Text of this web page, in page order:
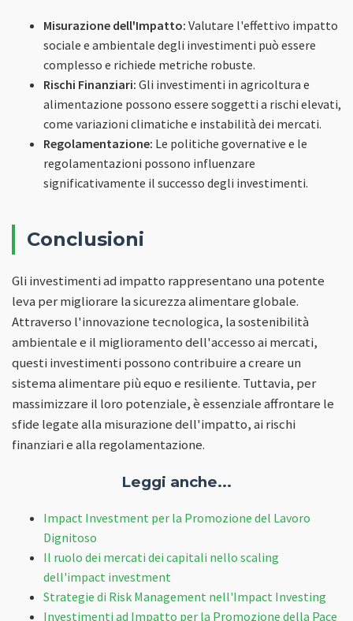
Misurazione dell'Impatto: Valutare l'effettivo impatto
sociale e ambientale degli investimenti può essere
complesso e richiede metriche robuste.
Rischi Finanziari: Gli investimenti in agricoltura e
alimentazione possono essere soggetti a rischi elevati,
come variazioni climatiche e instabilità dei mercati.
Regolamentazione: Le politiche governative e le
regolamentazioni possono influenzare
significativamente il successo degli investimenti.
Conclusioni
Gli investimenti ad impatto rappresentano una potente
leva per migliorare la sicurezza alimentare globale.
Attraverso l'innovazione tecnologica, la sostenibilità
ambientale e il miglioramento dell'accesso ai mercati,
questi investimenti possono contribuire a creare un
sistema alimentare più equo e resiliente. Tuttavia, per
massimizzare il loro potenziale, è essenziale affrontare le
sfide legate alla misurazione dell'impatto, ai rischi
finanziari e alla regolamentazione.
Leggi anche...
Impact Investment per la Promozione del Lavoro
Dignitoso
Il ruolo dei mercati dei capitali nello scaling
dell'impact investment
Strategie di Risk Management nell'Impact Investing
Investimenti ad Impatto per la Promozione della Pace